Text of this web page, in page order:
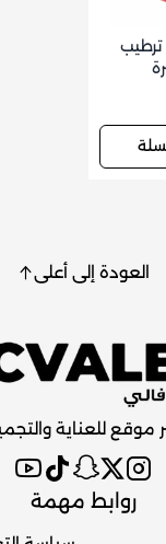
ترطيب
العودة إلى أعلى
موقع للعناية
روابط مهمة